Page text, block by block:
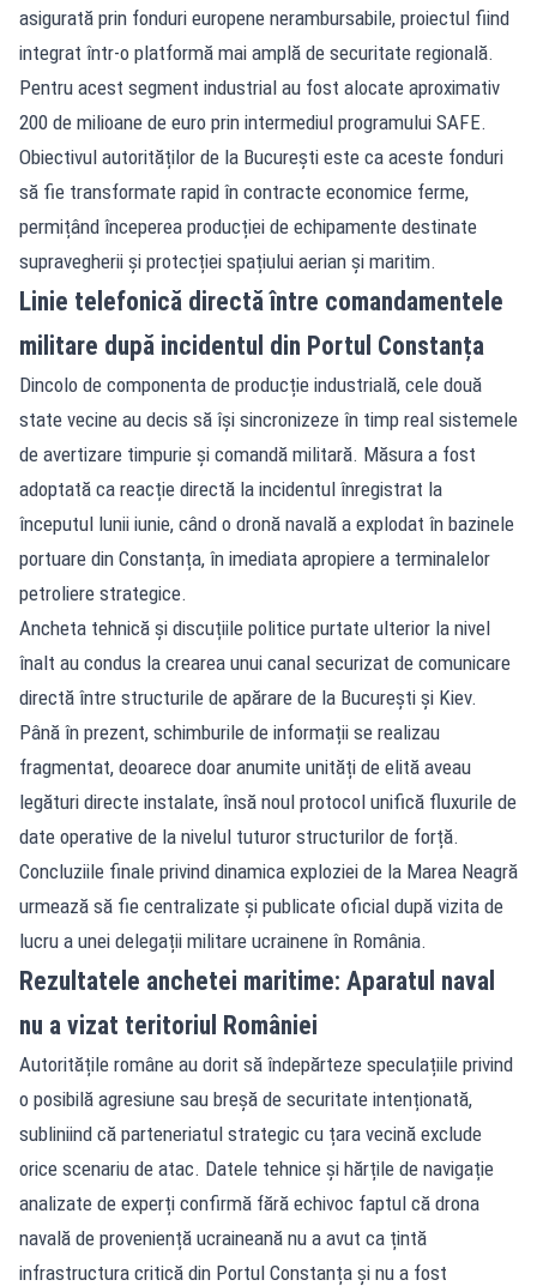
asigurată prin fonduri europene nerambursabile, proiectul fiind
integrat într-o platformă mai amplă de securitate regională.
Pentru acest segment industrial au fost alocate aproximativ
200 de milioane de euro prin intermediul programului SAFE.
Obiectivul autorităților de la București este ca aceste fonduri
să fie transformate rapid în contracte economice ferme,
permițând începerea producției de echipamente destinate
supravegherii și protecției spațiului aerian și maritim.
Linie telefonică directă între comandamentele
militare după incidentul din Portul Constanța
Dincolo de componenta de producție industrială, cele două
state vecine au decis să își sincronizeze în timp real sistemele
de avertizare timpurie și comandă militară. Măsura a fost
adoptată ca reacție directă la incidentul înregistrat la
începutul lunii iunie, când o dronă navală a explodat în bazinele
portuare din Constanța, în imediata apropiere a terminalelor
petroliere strategice.
Ancheta tehnică și discuțiile politice purtate ulterior la nivel
înalt au condus la crearea unui canal securizat de comunicare
directă între structurile de apărare de la București și Kiev.
Până în prezent, schimburile de informații se realizau
fragmentat, deoarece doar anumite unități de elită aveau
legături directe instalate, însă noul protocol unifică fluxurile de
date operative de la nivelul tuturor structurilor de forță.
Concluziile finale privind dinamica exploziei de la Marea Neagră
urmează să fie centralizate și publicate oficial după vizita de
lucru a unei delegații militare ucrainene în România.
Rezultatele anchetei maritime: Aparatul naval
nu a vizat teritoriul României
Autoritățile române au dorit să îndepărteze speculațiile privind
o posibilă agresiune sau breșă de securitate intenționată,
subliniind că parteneriatul strategic cu țara vecină exclude
orice scenariu de atac. Datele tehnice și hărțile de navigație
analizate de experți confirmă fără echivoc faptul că drona
navală de proveniență ucraineană nu a avut ca țintă
infrastructura critică din Portul Constanța și nu a fost